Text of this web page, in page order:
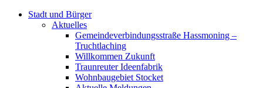
Stadt und Bürger
Aktuelles
Gemeindeverbindungsstraße Hassmoning –
Truchtlaching
Willkommen Zukunft
Traunreuter Ideenfabrik
Wohnbaugebiet Stocket